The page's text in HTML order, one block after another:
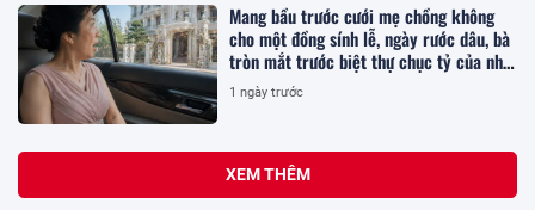
Mang bầu trước cưới mẹ chồng không
cho một đồng sính lễ, ngày rước dâu, bà
tròn mắt trước biệt thự chục tỷ của nhà
tôi
1 ngày trước
XEM THÊM